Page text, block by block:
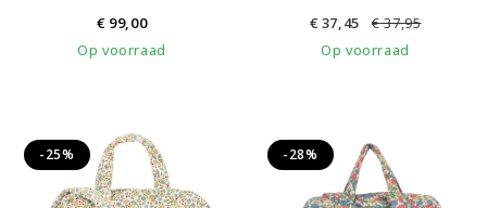
€99,00
Op voorraad
€ 37,45 €37,95
Op voorraad
-25% -28%